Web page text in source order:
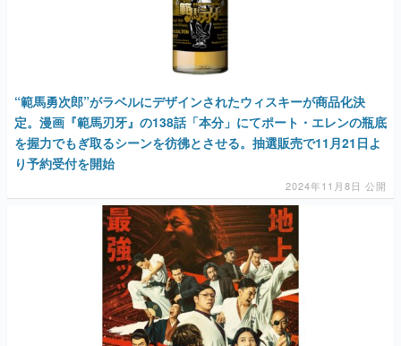
“範馬勇次郎”がラベルにデザインされたウィスキーが商品化決
定。漫画『範馬刃牙』の138話「本分」にてポート・エレンの瓶底
を握力でもぎ取るシーンを彷彿とさせる。抽選販売で11月21日よ
り予約受付を開始
2024年11月8日 公開